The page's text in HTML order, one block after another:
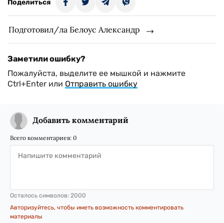
Поделиться
Подготовил/ла Белоус Александр
Заметили ошибку?
Пожалуйста, выделите ее мышкой и нажмите
Ctrl+Enter или Отправить ошибку
Добавить комментарий
Всего комментариев: 0
Осталось символов: 2000
Авторизуйтесь, чтобы иметь возможность комментировать
материалы